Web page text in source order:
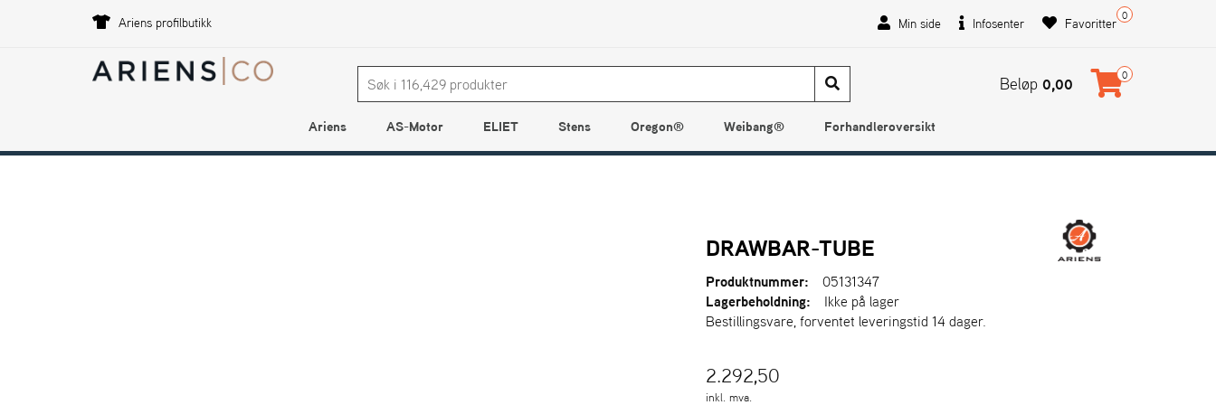
Ariens profilbutikk Min side Infosenter 0
Favoritter
Beløp 0,00 0
Ariens AS-Motor ELIET Stens Oregon® Weibang® Forhandleroversikt
DRAWBAR-TUBE
Produktnummer:
05131347
Lagerbeholdning:
Ikke på lager
Bestillingsvare, forventet leveringstid 14 dager.
2.292,50
inkl. mva.